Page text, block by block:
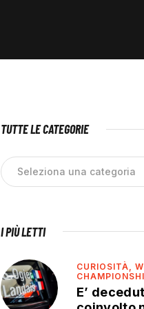
TUTTE LE CATEGORIE
I PIÙ LETTI
CURIOSITÀ,
E’